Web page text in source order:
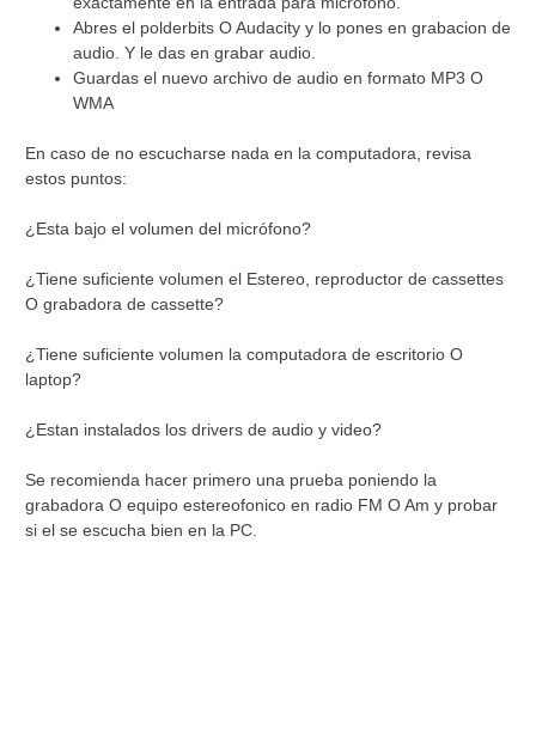
Abres el polderbits O Audacity y lo pones en grabacion de
audio. Y le das en grabar audio.
Guardas el nuevo archivo de audio en formato MP3 O
WMA
En caso de no escucharse nada en la computadora, revisa
estos puntos:
¿Esta bajo el volumen del micrófono?
¿Tiene suficiente volumen el Estereo, reproductor de cassettes
O grabadora de cassette?
¿Tiene suficiente volumen la computadora de escritorio O
laptop?
¿Estan instalados los drivers de audio y video?
Se recomienda hacer primero una prueba poniendo la
grabadora O equipo estereofonico en radio FM O Am y probar
si el se escucha bien en la PC.